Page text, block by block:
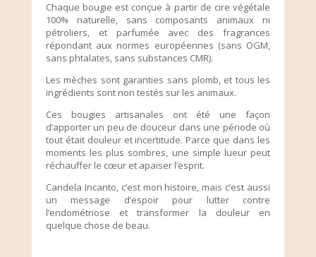
Chaque bougie est conçue à partir de cire végétale
100% naturelle, sans composants animaux ni
pétroliers, et parfumée avec des fragrances
répondant aux normes européennes (sans OGM,
sans phtalates, sans substances CMR).
Les mèches sont garanties sans plomb, et tous les
ingrédients sont non testés sur les animaux.
Ces bougies artisanales ont été une façon
d’apporter un peu de douceur dans une période où
tout était douleur et incertitude. Parce que dans les
moments les plus sombres, une simple lueur peut
réchauffer le cœur et apaiser l’esprit.
Candela Incanto, c’est mon histoire, mais c’est aussi
un message d’espoir pour lutter contre
l’endométriose et transformer la douleur en
quelque chose de beau.